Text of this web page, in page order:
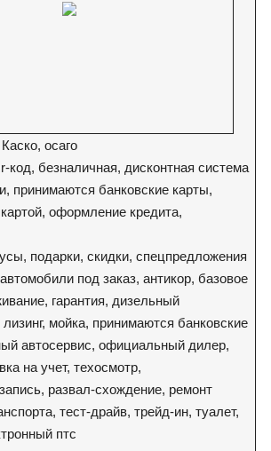
осаго
код, безналичная, дисконтная система
принимаются банковские карты,
оформление кредита,
подарки, скидки, спецпредложения
под заказ, антикор, базовое
гарантия, дизельный
мойка, принимаются банковские
автосервис, официальный дилер,
на учет, техосмотр,
развал-схождение, ремонт
тест-драйв, трейд-ин, туалет,
птс